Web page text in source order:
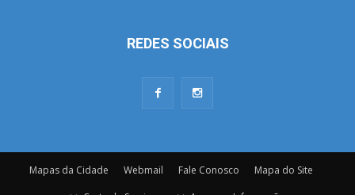
REDES SOCIAIS
Mapas da Cidade Webmail Fale Conosco
Mapa do Site